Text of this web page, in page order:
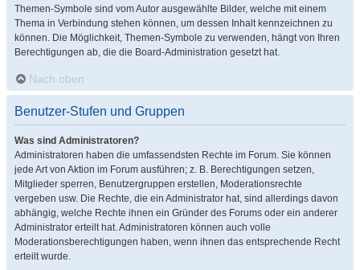
Themen-Symbole sind vom Autor ausgewählte Bilder, welche mit einem
Thema in Verbindung stehen können, um dessen Inhalt kennzeichnen zu
können. Die Möglichkeit, Themen-Symbole zu verwenden, hängt von Ihren
Berechtigungen ab, die die Board-Administration gesetzt hat.
Nach oben
Benutzer-Stufen und Gruppen
Was sind Administratoren?
Administratoren haben die umfassendsten Rechte im Forum. Sie können
jede Art von Aktion im Forum ausführen; z. B. Berechtigungen setzen,
Mitglieder sperren, Benutzergruppen erstellen, Moderationsrechte
vergeben usw. Die Rechte, die ein Administrator hat, sind allerdings davon
abhängig, welche Rechte ihnen ein Gründer des Forums oder ein anderer
Administrator erteilt hat. Administratoren können auch volle
Moderationsberechtigungen haben, wenn ihnen das entsprechende Recht
erteilt wurde.